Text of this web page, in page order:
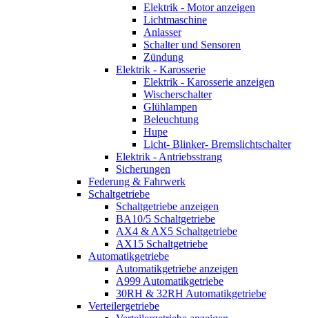
Elektrik - Motor anzeigen
Lichtmaschine
Anlasser
Schalter und Sensoren
Zündung
Elektrik - Karosserie
Elektrik - Karosserie anzeigen
Wischerschalter
Glühlampen
Beleuchtung
Hupe
Licht- Blinker- Bremslichtschalter
Elektrik - Antriebsstrang
Sicherungen
Federung & Fahrwerk
Schaltgetriebe
Schaltgetriebe anzeigen
BA10/5 Schaltgetriebe
AX4 & AX5 Schaltgetriebe
AX15 Schaltgetriebe
Automatikgetriebe
Automatikgetriebe anzeigen
A999 Automatikgetriebe
30RH & 32RH Automatikgetriebe
Verteilergetriebe